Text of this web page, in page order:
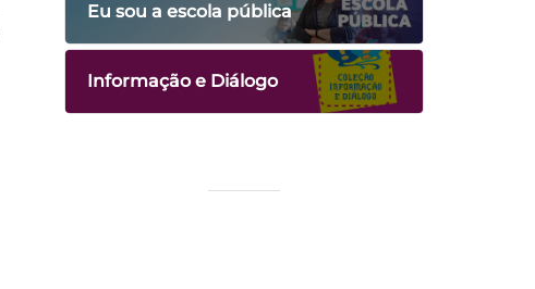
Eu sou a escola pública
Informação e Diálogo